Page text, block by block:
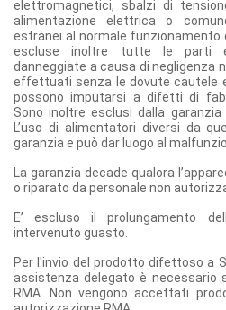
elettromagnetici, sbalzi di
alimentazione elettrica o
estranei al normale funzionamento
escluse inoltre tutte le parti
danneggiate a causa di negligenza
effettuati senza le dovute cautele
possono imputarsi a difetti di
Sono inoltre esclusi dalla
L’uso di alimentatori diversi da
garanzia e può dar luogo al
La garanzia decade qualora
o riparato da personale non
E’ escluso il prolungamento
intervenuto guasto.
Per l'invio del prodotto difettoso a
assistenza delegato è necessario
RMA. Non vengono accettati